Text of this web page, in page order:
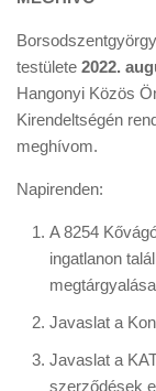
testülete 2022.
Hangonyi Közös
Kirendeltségén
meghívom.
Napirenden:
A 8254
ingatlanon
megtárgyalása
Javaslat a
Javaslat a
szerződések